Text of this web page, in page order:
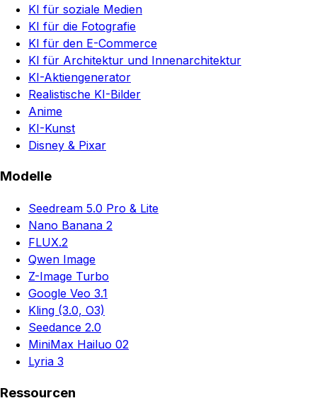
KI für soziale Medien
KI für die Fotografie
KI für den E-Commerce
KI für Architektur und Innenarchitektur
KI-Aktiengenerator
Realistische KI-Bilder
Anime
KI-Kunst
Disney & Pixar
Modelle
Seedream 5.0 Pro & Lite
Nano Banana 2
FLUX.2
Qwen Image
Z-Image Turbo
Google Veo 3.1
Kling (3.0, O3)
Seedance 2.0
MiniMax Hailuo 02
Lyria 3
Ressourcen